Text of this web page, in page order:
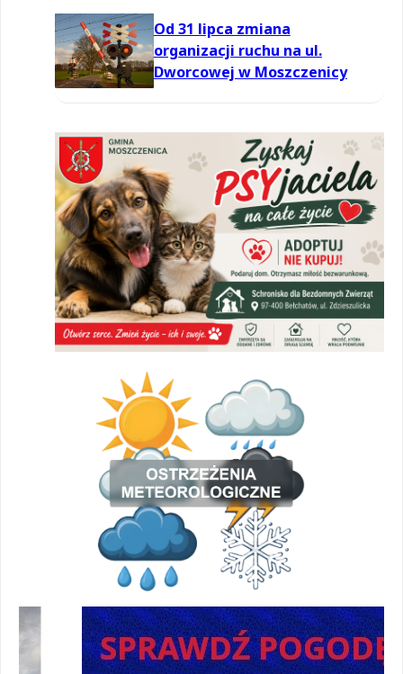
Od 31 lipca zmiana
organizacji ruchu na ul.
Dworcowej w Moszczenicy